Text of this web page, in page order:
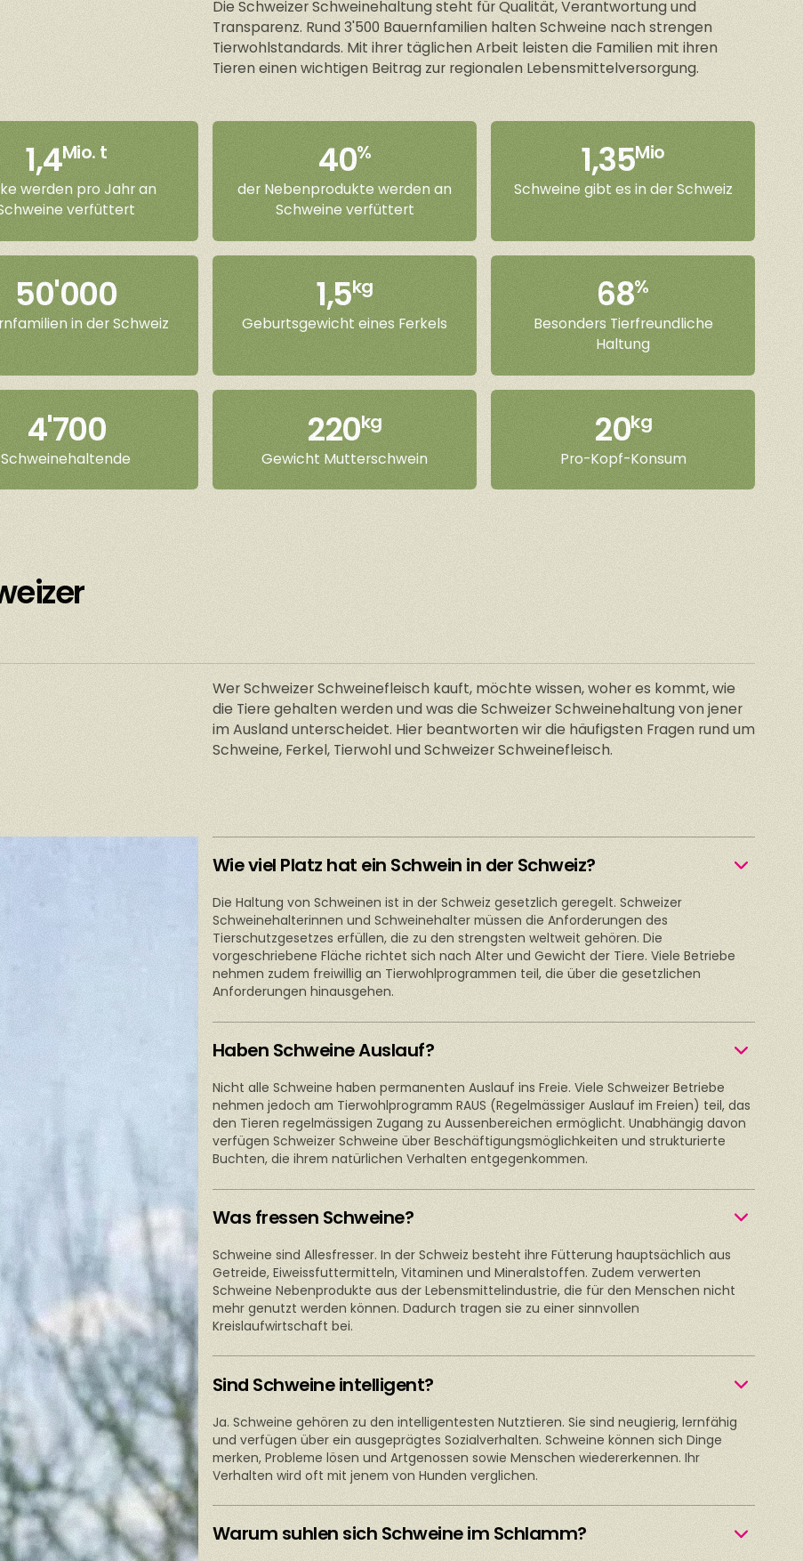
Die Schweizer Schweinehaltung steht für Qualität, Verantwortung und
Transparenz. Rund 3'500 Bauernfamilien halten Schweine nach strengen
Tierwohlstandards. Mit ihrer täglichen Arbeit leisten die Familien mit ihren
Tieren einen wichtigen Beitrag zur regionalen Lebensmittelversorgung.
1,4Mio. t
werden pro Jahr an
verfüttert
40%
der Nebenprodukte werden an
Schweine verfüttert
1,35Mio
Schweine gibt es in der Schweiz
50'000
in der Schweiz
1,5kg
Geburtsgewicht eines Ferkels
68%
Besonders Tierfreundliche
Haltung
4'700
Schweinehaltende
220kg
Gewicht Mutterschwein
20kg
Pro-Kopf-Konsum
Wer Schweizer Schweinefleisch kauft, möchte wissen, woher es kommt, wie
die Tiere gehalten werden und was die Schweizer Schweinehaltung von jener
im Ausland unterscheidet. Hier beantworten wir die häufigsten Fragen rund um
Schweine, Ferkel, Tierwohl und Schweizer Schweinefleisch.
Wie viel Platz hat ein Schwein in der Schweiz?
Die Haltung von Schweinen ist in der Schweiz gesetzlich geregelt. Schweizer
Schweinehalterinnen und Schweinehalter müssen die Anforderungen des
Tierschutzgesetzes erfüllen, die zu den strengsten weltweit gehören. Die
vorgeschriebene Fläche richtet sich nach Alter und Gewicht der Tiere. Viele Betriebe
nehmen zudem freiwillig an Tierwohlprogrammen teil, die über die gesetzlichen
Anforderungen hinausgehen.
Haben Schweine Auslauf?
Nicht alle Schweine haben permanenten Auslauf ins Freie. Viele Schweizer Betriebe
nehmen jedoch am Tierwohlprogramm RAUS (Regelmässiger Auslauf im Freien) teil, das
den Tieren regelmässigen Zugang zu Aussenbereichen ermöglicht. Unabhängig davon
verfügen Schweizer Schweine über Beschäftigungsmöglichkeiten und strukturierte
Buchten, die ihrem natürlichen Verhalten entgegenkommen.
Was fressen Schweine?
Schweine sind Allesfresser. In der Schweiz besteht ihre Fütterung hauptsächlich aus
Getreide, Eiweissfuttermitteln, Vitaminen und Mineralstoffen. Zudem verwerten
Schweine Nebenprodukte aus der Lebensmittelindustrie, die für den Menschen nicht
mehr genutzt werden können. Dadurch tragen sie zu einer sinnvollen
Kreislaufwirtschaft bei.
Sind Schweine intelligent?
Ja. Schweine gehören zu den intelligentesten Nutztieren. Sie sind neugierig, lernfähig
und verfügen über ein ausgeprägtes Sozialverhalten. Schweine können sich Dinge
merken, Probleme lösen und Artgenossen sowie Menschen wiedererkennen. Ihr
Verhalten wird oft mit jenem von Hunden verglichen.
Warum suhlen sich Schweine im Schlamm?